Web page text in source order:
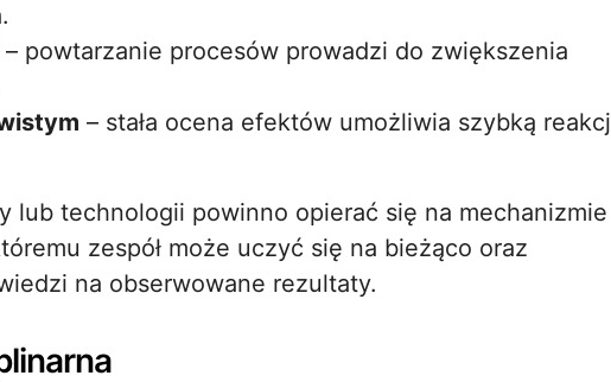
– powtarzanie procesów prowadzi do zwiększenia
– stała ocena efektów umożliwia szybką
lub technologii powinno opierać się na mechanizmie
zespół może uczyć się na bieżąco oraz
na obserwowane rezultaty.